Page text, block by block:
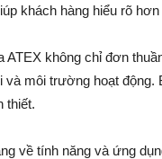
khách hàng hiểu rõ
ATEX không chỉ đơn
môi trường hoạt động.
thiết.
về tính năng và ứng